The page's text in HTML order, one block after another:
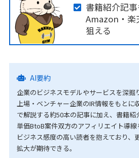
書籍紹介記事
Amazon・楽
狙える
AI要約
企業のビジネスモデルやサービスを深掘
上場・ベンチャー企業のIR情報をもとに
で解説する約50本の記事に加え、書籍
単価BtoB案件双方のアフィリエイト導線
ビジネス感度の高い読者を抱えており、
拡大が期待できる。